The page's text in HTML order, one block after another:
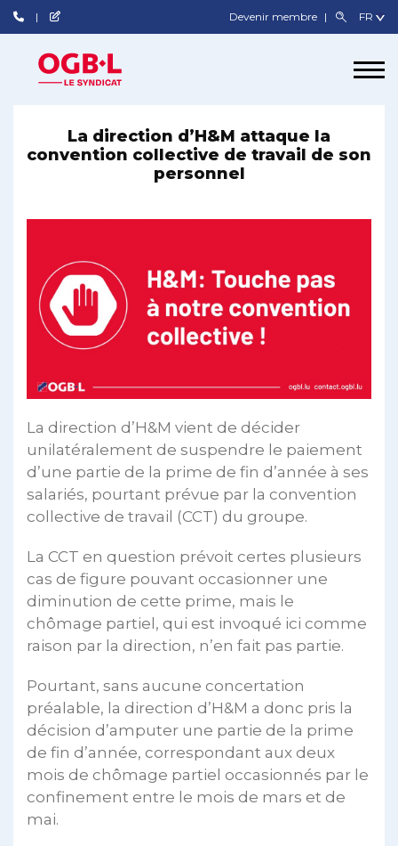
Devenir membre
La direction d’H&M attaque la
convention collective de travail de son
personnel
La direction d’H&M vient de décider
unilatéralement de suspendre le paiement
d’une partie de la prime de fin d’année à ses
salariés, pourtant prévue par la convention
collective de travail (CCT) du groupe.
La CCT en question prévoit certes plusieurs
cas de figure pouvant occasionner une
diminution de cette prime, mais le
chômage partiel, qui est invoqué ici comme
raison par la direction, n’en fait pas partie.
Pourtant, sans aucune concertation
préalable, la direction d’H&M a donc pris la
décision d’amputer une partie de la prime
de fin d’année, correspondant aux deux
mois de chômage partiel occasionnés par le
confinement entre le mois de mars et de
mai.